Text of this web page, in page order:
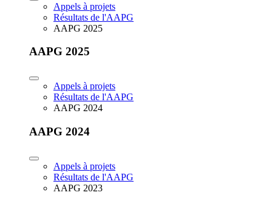
Appels à projets
Résultats de l'AAPG
AAPG 2025
AAPG 2025
Appels à projets
Résultats de l'AAPG
AAPG 2024
AAPG 2024
Appels à projets
Résultats de l'AAPG
AAPG 2023